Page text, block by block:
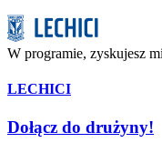
W programie, zyskujesz
LECHICI
Dołącz do drużyny!